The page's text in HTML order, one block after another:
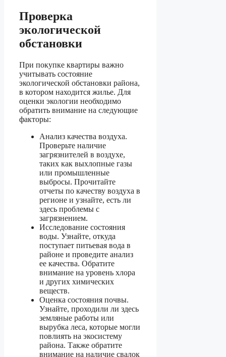
Проверка
экологической
обстановки
При покупке квартиры важно
учитывать состояние
экологической обстановки района,
в котором находится жилье. Для
оценки экологии необходимо
обратить внимание на следующие
факторы:
Анализ качества воздуха.
Проверьте наличие
загрязнителей в воздухе,
таких как выхлопные газы
или промышленные
выбросы. Прочитайте
отчеты по качеству воздуха в
регионе и узнайте, есть ли
здесь проблемы с
загрязнением.
Исследование состояния
воды. Узнайте, откуда
поступает питьевая вода в
районе и проведите анализ
ее качества. Обратите
внимание на уровень хлора
и других химических
веществ.
Оценка состояния почвы.
Узнайте, проходили ли здесь
земляные работы или
вырубка леса, которые могли
повлиять на экосистему
района. Также обратите
внимание на наличие свалок